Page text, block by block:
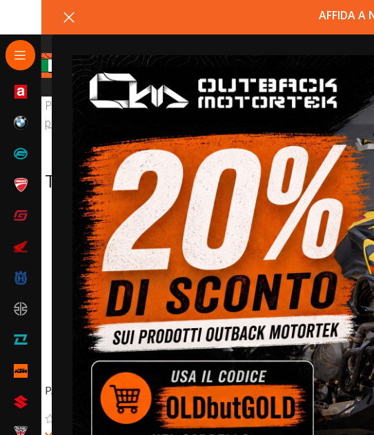
AFFIDA A
Possiamo rendere la tuaTriumph Tiger 800il mezzo definitivo
paracoppa,
oX-
Triumph Tiger 800
PARAMANI BARKBUSTERS VPS
(3)